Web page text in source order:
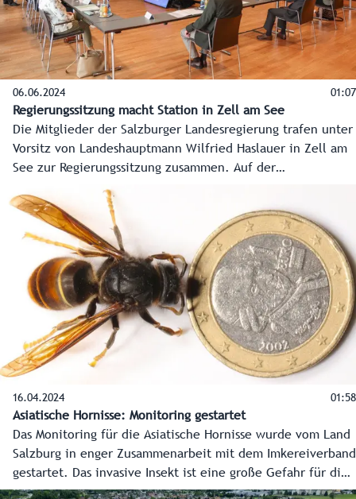
06.06.2024 01:07
Regierungssitzung macht Station in Zell am See
Die Mitglieder der Salzburger Landesregierung trafen unter
Vorsitz von Landeshauptmann Wilfried Haslauer in Zell am
See zur Regierungssitzung zusammen. Auf der
Tagesordnung standen mit dem Wiederaufbau der
Pinzgaubahn, der Ski-WM 2025 in Saalbach-Hinterglemm
und der aktuellen Wolfproblematik Themen mit großer
Bedeutung für die Region.
16.04.2024 01:58
Asiatische Hornisse: Monitoring gestartet
Das Monitoring für die Asiatische Hornisse wurde vom Land
Salzburg in enger Zusammenarbeit mit dem Imkereiverband
gestartet. Das invasive Insekt ist eine große Gefahr für die
Bienenvölker. Es wurde vor kurzem auch in Salzburg